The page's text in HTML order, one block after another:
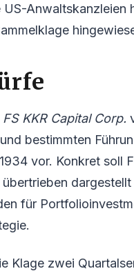
US-Anwaltskanzleien
KKR Capital Corp.
bestimmten
vor. Konkret soll
für
Klage zwei